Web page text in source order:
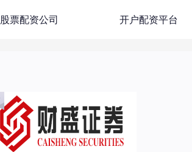
股票配资公司 开户配资平台